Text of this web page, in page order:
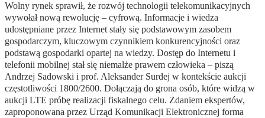
Wolny rynek sprawił, że rozwój technologii telekomunikacyjnych
wywołał nową rewolucję – cyfrową. Informacje i wiedza
udostępniane przez Internet stały się podstawowym zasobem
gospodarczym, kluczowym czynnikiem konkurencyjności oraz
podstawą gospodarki opartej na wiedzy. Dostęp do Internetu i
telefonii mobilnej stał się niemalże prawem człowieka – piszą
Andrzej Sadowski i prof. Aleksander Surdej w kontekście aukcji
częstotliwości 1800/2600. Dołączają do grona osób, które widzą w
aukcji LTE próbę realizacji fiskalnego celu. Zdaniem ekspertów,
zaproponowana przez Urząd Komunikacji Elektronicznej forma